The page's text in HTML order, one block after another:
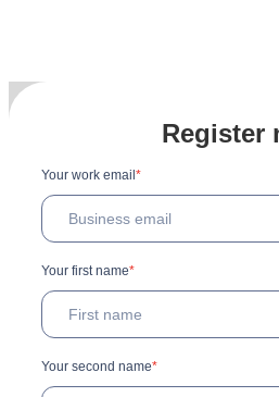
Register
*
Your work email
*
Your first name
*
Your second name